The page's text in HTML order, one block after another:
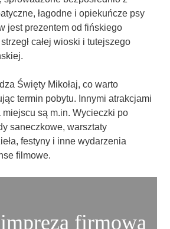
łagodne i opiekuńcze psy
jest prezentem od fińskiego
całej wioski i tutejszego
Święty Mikołaj, co warto
termin pobytu. Innymi atrakcjami
są m.in. Wycieczki po
saneczkowe, warsztaty
festyny i inne wydarzenia
filmowe.
firmowa